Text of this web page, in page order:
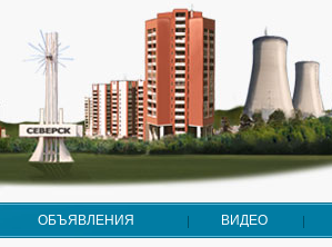
ОБЪЯВЛЕНИЯ ВИДЕО